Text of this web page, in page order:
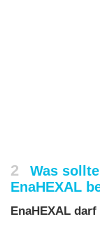
2
Was
EnaHEXAL
EnaHEXAL